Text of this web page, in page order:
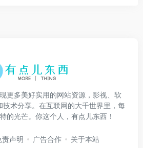
更多美好实用的网站资源，影视、软
技术分享。在互联网的大千世界里，每
的光芒。你这个人，有点儿东西！
责声明 广告合作 关于本站